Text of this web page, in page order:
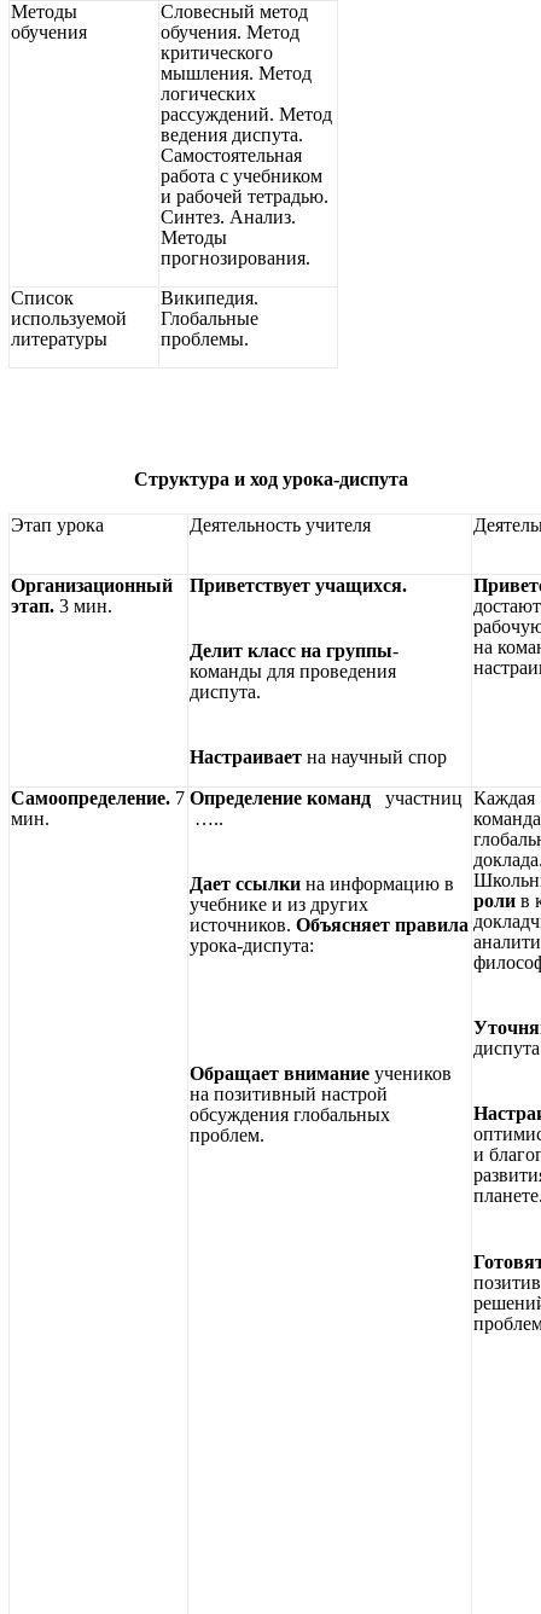
Методы
обучения
Словесный метод
обучения. Метод
критического
мышления. Метод
логических
рассуждений. Метод
ведения диспута.
Самостоятельная
работа с учебником
и рабочей тетрадью.
Синтез. Анализ.
Методы
прогнозирования.
Список
используемой
литературы
Википедия.
Глобальные
проблемы.
Структура и ход урока-диспута
Этап урока Деятельность учителя
Организационный
этап. 3 мин.
Приветствует учащихся.
Делит класс на группы-
команды для проведения
диспута.
Настраивает на научный спор
на
Самоопределение. 7
мин.
Определение команд
участниц
…..
Дает ссылки на информацию в
учебнике и из других
источников. Объясняет правила
урока-диспута:
Обращает внимание учеников
на позитивный настрой
обсуждения глобальных
проблем.
Каждая
роли в
и